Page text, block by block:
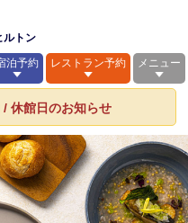
ルトン
泊予約
レストラン予約 メニュー
休館日のお知らせ